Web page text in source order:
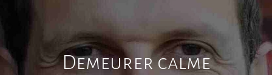
Demeurer calme